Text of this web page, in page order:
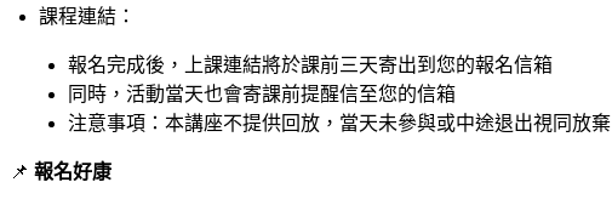
課程連結：
報名完成後，上課連結將於課前三天寄出到您的報名信箱
同時，活動當天也會寄課前提醒信至您的信箱
注意事項：本講座不提供回放，當天未參與或中途退出視同放棄
📌 報名好康